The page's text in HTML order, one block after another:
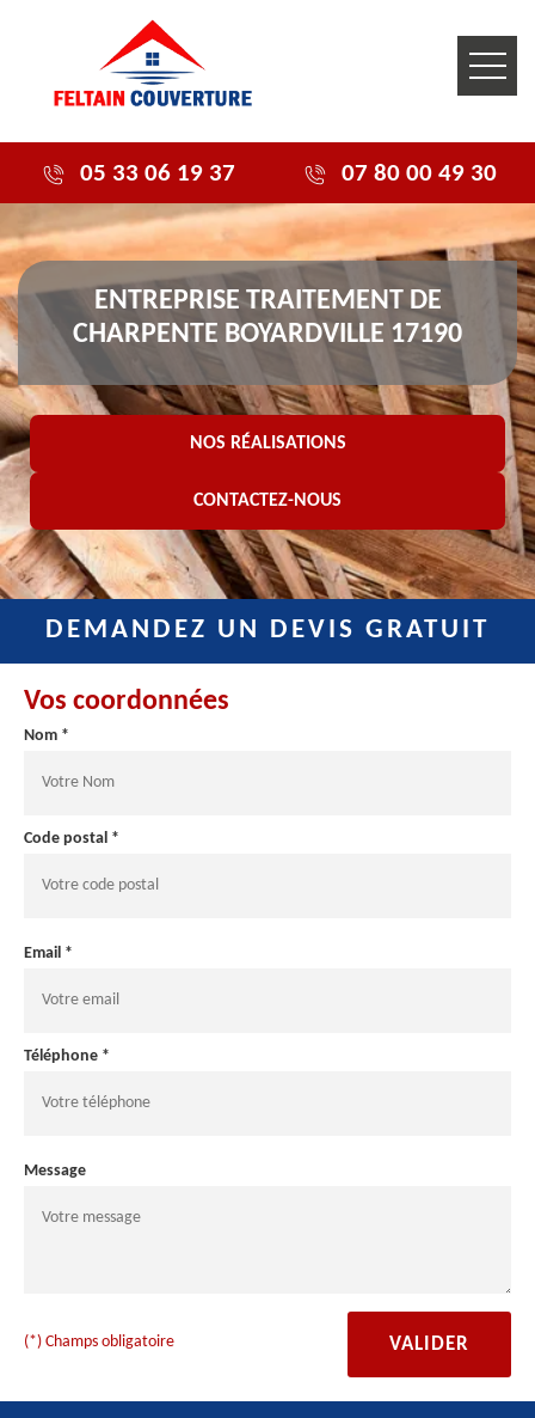
05 33 06 19 37 07 80 00 49 30
ENTREPRISE TRAITEMENT DE
CHARPENTE BOYARDVILLE 17190
NOS RÉALISATIONS
CONTACTEZ-NOUS
DEMANDEZ UN DEVIS GRATUIT
Vos coordonnées
Nom *
Code postal *
Email *
Téléphone *
Message
(*) Champs obligatoire